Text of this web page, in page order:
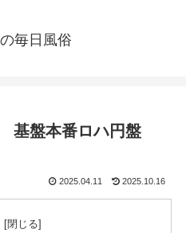
毎日風俗
盤本番ロハ円盤
2025.04.11 2025.10.16